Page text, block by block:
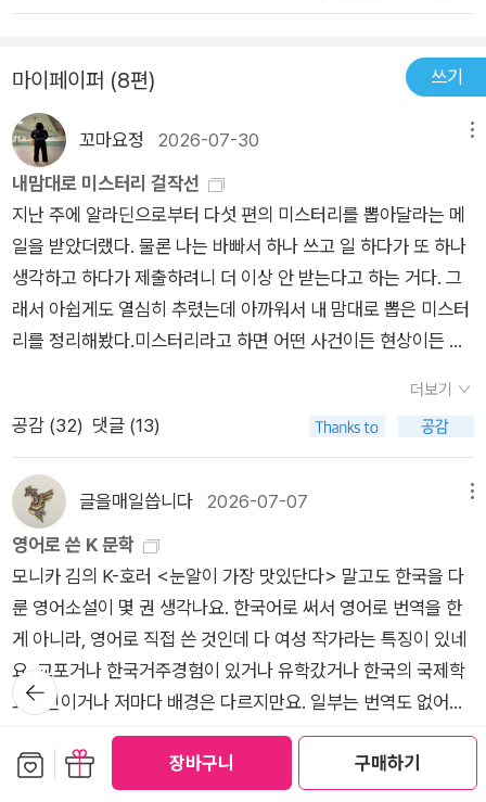
장바구니 구매하기
는 의녀가 되었고, 다른 한 사람은 살인을 저지르고 결국 아버지
에게 살해당했다. 두 사람의 삶이 달라진 이유는 무엇일까? '가
족이라는 사람들 중 한 명은 꼭 우리를 미치게 만드는 것 같아.'
내 아버지 같네. 나는 씁쓸하게 생각했다. 어머니도. (P.68)양반
가문에서 태어났으나 얼녀인 현과 한 나라의 왕이 될 적통 세자가
결코 같을 수는 없을테고, 권력이라는 것이 얼마나 사람을 괴물로
만드는 지도 안다. 그리고 모든 이의 생사여탈권을 손에 쥔 왕이
내지르는 멸시와 시험은 사람의 피를 말리는 일이었을 것이다. 그
리하여 신체 건강하고 무예를 즐기는, 그리하여 공부는 소홀히 하
는 세자는 어린 시절부터 권력 투쟁 틈바구니에서 비호받지 못한
채 홀로 살아남아야 했던 영조가 보기에 모자라기 그지없었을 것
왕위를 물려주기로 결심한 듯 했다. 아버지에게 버림받은 아들은
아버지를 무서워했고, 이는 의대증 같은 병증으로 나타났으며 급
기야는 자신이 아끼던 후궁마저 살해할 지경에 이르렀다.사도세
자는 자신의 법적 어머니인 정성왕후와도 사이가 좋았고, 큰누나
인 화평옹주와도 사이가 좋았으며, 형수인 현빈 조씨와도 사이가
좋았다. 그러나 그들은 모두 일찍 죽었다. 영조로부터 보호해 줄
왕실 어른이 아무도 없었던 것이다. 어머니인 영빈 이씨나 아내인
혜경궁 홍씨는 도움이 되지 못했다. 사도세자를 미워하는 화완옹
주는 영조의 총애를 받았다. 개인사로 보면 사도세자는 강박과 충
동조절 장애, 공포에 사로잡힐 만했다(하지만 어떤 것도 살인의
변명은 되지 않겠지만). 평범한 사람의 일탈은 그 파장이 적을
수 있다. 하지만 권력을 가진 사람의 일탈은 수많은 사람의 생계
나 생명과 직결될 수 있다. 그리고 그 권력의 힘으로 많은 것을 무
랑 만나는 사이였다고 말을 해주고..​'현'은 '군 의원'을 만나려 집
으로 찾아갔다가..'어진'이라는 남자와 다시 만나는데요..그녀가
포도청 하인이라고 알았던 그는...사실 '포도청 종사관'이였던..​'어
진' 역시 '살인사건'을 추적하고 있었고자신의 스승의 무죄를 증
명하기 위해 '현' 역시 그와 협조하기 시작하는데요..​거리에는 '세
자'가 네명의 여인들을 살해했다는 '벽서'가 돌고..'궁'안에는 서로
의 '첩자'들이 암약하는 가운데..정말 '세자'가 여인들을 죽인건인
지?진짜 '범인'은 누구인지??​물론 '반전'이 있었는데요..'범인'이
왜 연이어 살인사건을 일으켰는지..그 이야기 씁쓸했습니다....​'세
자'는 우리가 '사도세자'로 알고 있는 그 사람입니다..실제로 '정신
병'이 있었고, 수많은 사람들을 죽였다고 기록이 되어있는데요그
러나 요즘 '사도세자'에 대해 재해석이 되고 있지만.그가 사람들
삶에 대해 알게 되면서..그의 이야기를 '바탕'으로 소설을 쓰셨다
고 하는데요..​주인공 '현'은 '의녀'입니다.....즉 '천민'이고..아버지
는 '대감마님'이지만..'서얼'인지라...아버지를 아버지라 못 부르
는..보잘것 없는 신분입니다..​더군다나 '궁'안은 얼마나 위험한 곳
인지..말 한마디에도 목숨이 왔다갔다 하는곳에서..자신의 '스
승'의 '결백'을 증명하기 위해 목숨을 거는 장면이 위태위태한데
요더군다나 위험에 빠지기도 하는..​그리고 그를 도우는 종사관
'어진'두 사람의 '로맨스'도 있는데...나중에 이뤄졌을지 궁금합니
나게 읽었는데..이 작품 '붉은 궁'도 잼나게 읽었습니다..의의외 범
인의 정체와 '반전', 결말도 해피엔딩이라 좋았구요..이런 스타일
흥미진진할 수 있을 것이나 나같이 영조와 사도세자, 정조에 이르
는 3대의 비극과 역사에 관심있는 사람들이라면 사실 이미 알고
있는 내용들이 상당 부분이라 살짝 흥미도가 떨어질 수 있을 것
같다. 새롭거나 놀랍지는 않다는 이야기다. 그러나 그만큼 고증이
완벽하다고 이야기 할 수 있겠다. 이 책을 읽으며 흥미를 느껴 전
작인 '사라진 소녀들의 숲'을 구입하여 이 책 이후에 읽었는데, 전
작은 오히려 고증에서 1,2%가 아쉬워 몰입이 깨지곤 한 것에 비
해, '붉은 궁'은 내가 알고 있는 내용들과 세세하게 일치하는 부분
들 덕에 더 몰입감이 들기도 했다. 두 권의 책을 흥미있게 읽고 나
니, 허주은 작가의 다음 책이 벌써부터 기대된다.
마이페이퍼 (8편) 쓰기
꼬마요정 2026-07-30
내맘대로 미스터리 걸작선
지난 주에 알라딘으로부터 다섯 편의 미스터리를 뽑아달라는 메
일을 받았더랬다. 물론 나는 바빠서 하나 쓰고 일 하다가 또 하나
생각하고 하다가 제출하려니 더 이상 안 받는다고 하는 거다. 그
래서 아쉽게도 열심히 추렸는데 아까워서 내 맘대로 뽑은 미스터
리를 정리해봤다.미스터리라고 하면 어떤 사건이든 현상이든 진
기라고 할 수도 있겠다. 초자연적인 이야기이거나 알 수 없는 사
건을 추리로 풀어가는 이야기로 나눌 수 있는데, 경계가 모호한
경우도 있고 어떤 범주에 넣어야 할지 모르는 경우도 있었다. 그
러면 뭐 어떠랴, 그냥 내가 좋아하는 소설들인 것을.대략 사회파
미스터리, 역사 미스터리, 오컬트 미스터리 이렇게 나눠 봤는데,
생각보다 좋은 소설들이 많아서 고르기 힘들었다. 1. 사회파 미스
터리 정말 재미있게 읽었다. 우리가 가진 공동체 의식이 지나치
게 배타적인 건 아닌지 고민했고, 같은 상황이라도 약자에게 더
가혹해지는 사회가 슬펐다. 폭우가 쏟아지는 밤마다 살인사건이
일어난다. 피해자는 이슬람 사원도 연구하는 다문화교류연구원
교류자들이고, 오지영 형사는 이 사건을 맡게 된다.언론이 자극적
으로 여론을 형성하고 경찰서 내에서는 사내정치로 오지영 형사
를 압박하는 와중에 사건은 또 다른 인물을 지목하는데... 우리 사
더보기
공감 (32) 댓글 (13)
글을매일씁니다 2026-07-07
영어로 쓴 K 문학
모니카 김의 K-호러 <눈알이 가장 맛있단다> 말고도 한국을 다
룬 영어소설이 몇 권 생각나요. 한국어로 써서 영어로 번역을 한
게 아니라, 영어로 직접 쓴 것인데 다 여성 작가라는 특징이 있네
요. 교포거나 한국거주경험이 있거나 유학갔거나 한국의 국제학
교출신이거나 저마다 배경은 다르지만요. 일부는 번역도 없어요.
백만장자를 위한 공짜음식, 파친코, American Hagwon 이민진
3부작작은 땅의 야수들Beasts of a Little Land의 김주혜(Juh
ea Kim)우리 메아리처럼Folkhorn의 엔젤라 미영 허늑대 사이
더보기
공감 ( )댓글 (0)
뒤로가
기